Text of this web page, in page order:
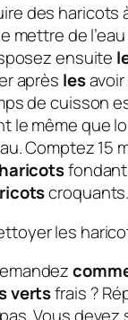
des haricots
mettre de
ensuite
après les
de cuisson
le même que
Comptez 15
haricots
croquants.
les
vertsfrais ?